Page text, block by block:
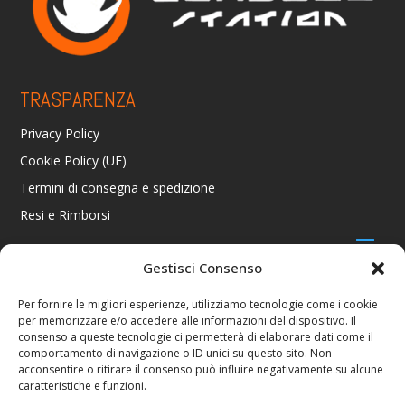
Gestisci Consenso
Per fornire le migliori esperienze, utilizziamo tecnologie come i cookie
per memorizzare e/o accedere alle informazioni del dispositivo. Il
consenso a queste tecnologie ci permetterà di elaborare dati come il
comportamento di navigazione o ID unici su questo sito. Non
acconsentire o ritirare il consenso può influire negativamente su alcune
caratteristiche e funzioni.
TRASPARENZA
Privacy Policy
Cookie Policy (UE)
Termini di consegna e spedizione
Resi e Rimborsi
CONTATTI
Via R. Giuliani 70/c Rosso, 50141 Firenze FI
+39 055 4289002 / +39 392 2343100
info@consolestation.it
P.Iva 04990180483